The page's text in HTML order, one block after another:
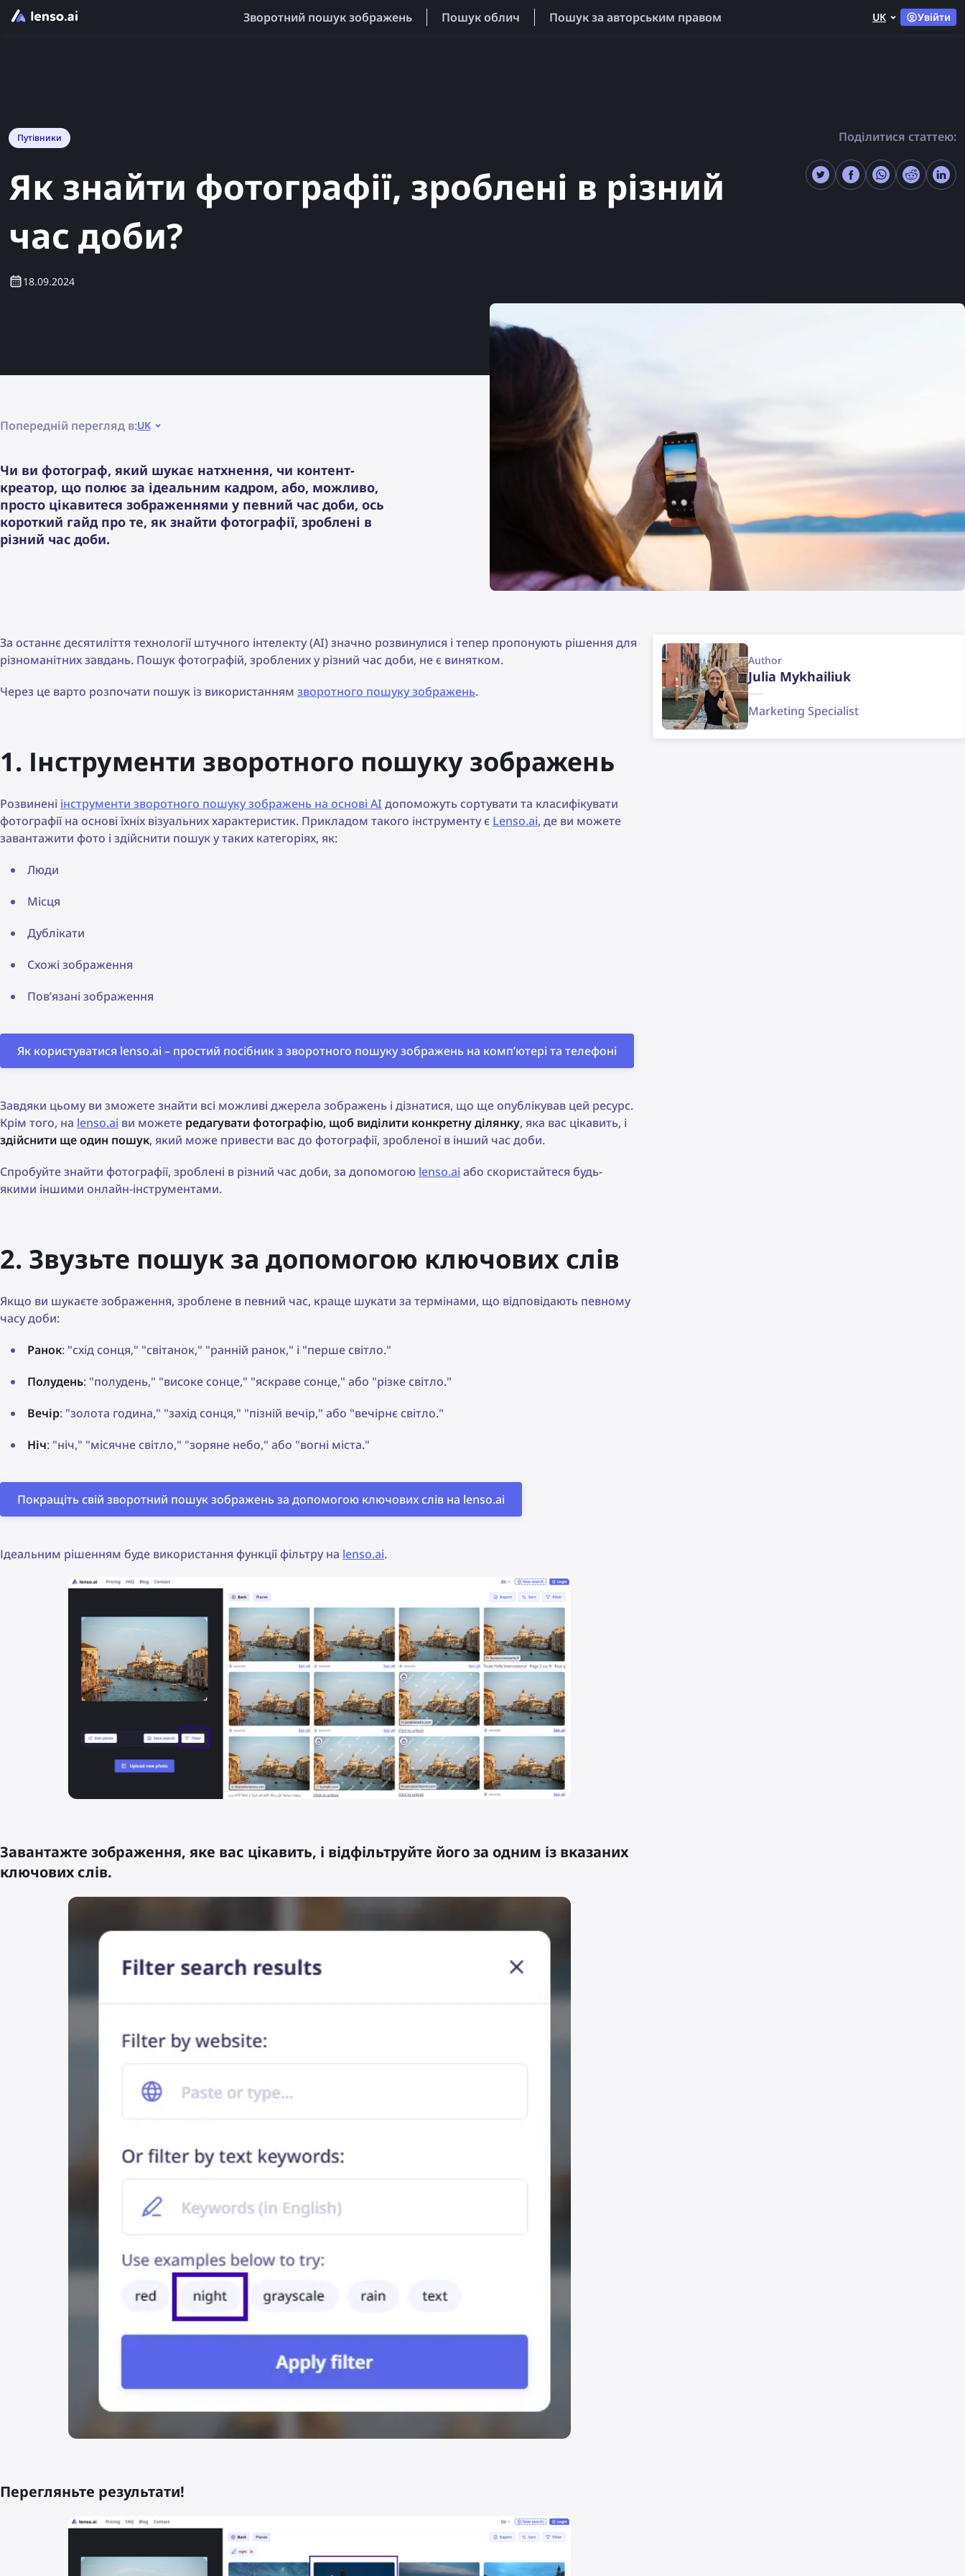
Зворотний пошук зображень Пошук облич Пошук за авторським правом UK Увійти
Путівники
Як знайти фотографії, зроблені в різний
час доби?
18.09.2024
Поділитися статтею:
Попередній перегляд в:UK
Чи ви фотограф, який шукає натхнення, чи контент-
креатор, що полює за ідеальним кадром, або, можливо,
просто цікавитеся зображеннями у певний час доби, ось
короткий гайд про те, як знайти фотографії, зроблені в
різний час доби.
За останнє десятиліття технології штучного інтелекту (AI) значно розвинулися і тепер пропонують рішення для
різноманітних завдань. Пошук фотографій, зроблених у різний час доби, не є винятком.
Через це варто розпочати пошук із використанням зворотного пошуку зображень.
1. Інструменти зворотного пошуку зображень
Розвинені інструменти зворотного пошуку зображень на основі AI допоможуть сортувати та класифікувати
фотографії на основі їхніх візуальних характеристик. Прикладом такого інструменту є Lenso.ai, де ви можете
завантажити фото і здійснити пошук у таких категоріях, як:
Люди
Місця
Дублікати
Схожі зображення
Пов’язані зображення
Як користуватися lenso.ai – простий посібник з зворотного пошуку зображень на комп’ютері та телефоні
Завдяки цьому ви зможете знайти всі можливі джерела зображень і дізнатися, що ще опублікував цей ресурс.
Крім того, на lenso.ai ви можете редагувати фотографію, щоб виділити конкретну ділянку, яка вас цікавить, і
здійснити ще один пошук, який може привести вас до фотографії, зробленої в інший час доби.
Спробуйте знайти фотографії, зроблені в різний час доби, за допомогою lenso.ai або скористайтеся будь-
якими іншими онлайн-інструментами.
2. Звузьте пошук за допомогою ключових слів
Якщо ви шукаєте зображення, зроблене в певний час, краще шукати за термінами, що відповідають певному
часу доби:
Ранок: "схід сонця," "світанок," "ранній ранок," і "перше світло."
Полудень: "полудень," "високе сонце," "яскраве сонце," або "різке світло."
Вечір: "золота година," "захід сонця," "пізній вечір," або "вечірнє світло."
Ніч: "ніч," "місячне світло," "зоряне небо," або "вогні міста."
Покращіть свій зворотний пошук зображень за допомогою ключових слів на lenso.ai
Ідеальним рішенням буде використання функції фільтру на lenso.ai.
Завантажте зображення, яке вас цікавить, і відфільтруйте його за одним із вказаних
ключових слів.
Перегляньте результати!
Author
Julia Mykhailiuk
Marketing Specialist